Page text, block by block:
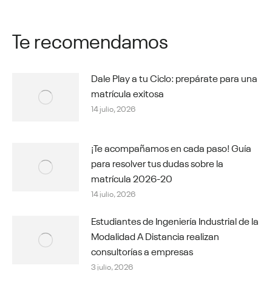
Te recomendamos
Dale Play a tu Ciclo: prepárate para una
matrícula exitosa
14 julio, 2026
¡Te acompañamos en cada paso! Guía
para resolver tus dudas sobre la
matrícula 2026-20
14 julio, 2026
Estudiantes de Ingeniería Industrial de la
Modalidad A Distancia realizan
consultorías a empresas
3 julio, 2026